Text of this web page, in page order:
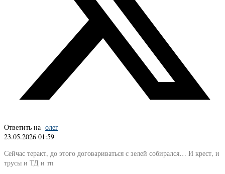
Ответить на олег
23.05.2026 01:59
Сейчас теракт, до этого договариваться с зелей собирался… И крест, и
трусы и ТД и тп